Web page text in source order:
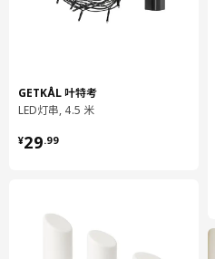
GETKÅL 叶特考
LED灯串, 4.5 米
¥29.99
¥ 29.99